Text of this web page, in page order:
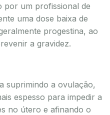
por um profissional de
uma dose baixa de
progestina, ao
a gravidez.
suprimindo a ovulação,
espesso para impedir a
no útero e afinando o